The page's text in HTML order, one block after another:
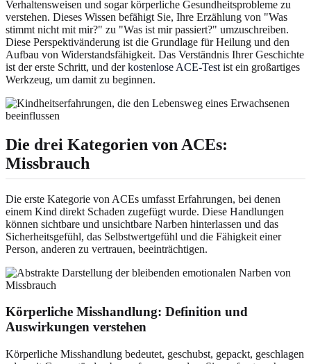
Verhaltensweisen und sogar körperliche Gesundheitsprobleme zu
verstehen. Dieses Wissen befähigt Sie, Ihre Erzählung von "Was
stimmt nicht mit mir?" zu "Was ist mir passiert?" umzuschreiben.
Diese Perspektivänderung ist die Grundlage für Heilung und den
Aufbau von Widerstandsfähigkeit. Das Verständnis Ihrer Geschichte
ist der erste Schritt, und derkostenlose ACE-Test ist ein großartiges
Werkzeug, um damit zu beginnen.
Die drei Kategorien von ACEs:
Missbrauch
Die erste Kategorie von ACEs umfasst Erfahrungen, bei denen
einem Kind direkt Schaden zugefügt wurde. Diese Handlungen
können sichtbare und unsichtbare Narben hinterlassen und das
Sicherheitsgefühl, das Selbstwertgefühl und die Fähigkeit einer
Person, anderen zu vertrauen, beeinträchtigen.
Körperliche Misshandlung: Definition und
Auswirkungen verstehen
Körperliche Misshandlung bedeutet, geschubst, gepackt, geschlagen